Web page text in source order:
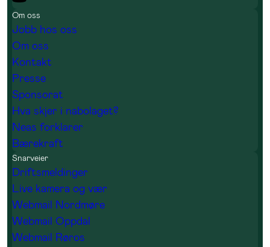
Om oss
Jobb hos oss
Om oss
Kontakt
Presse
Sponsorat
Hva skjer i nabolaget?
Neas forklarer
Bærekraft
Snarveier
Driftsmeldinger
Live kamera og vær
Webmail Nordmøre
Webmail Oppdal
Webmail Røros